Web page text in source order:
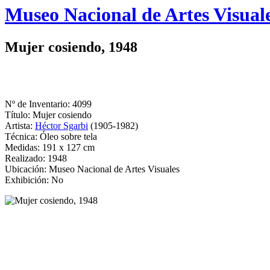
Logo
MNAV
Museo Nacional de Artes
Mujer cosiendo, 1948
Nº de Inventario: 4099
Título: Mujer cosiendo
Artista: Héctor Sgarbi (1905-1982)
Técnica: Óleo sobre tela
Medidas: 191 x 127 cm
Realizado: 1948
Ubicación: Museo Nacional de Artes Visuales
Exhibición: No